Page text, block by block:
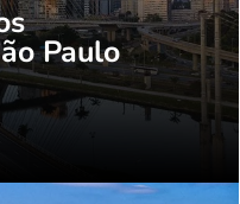
Paulo